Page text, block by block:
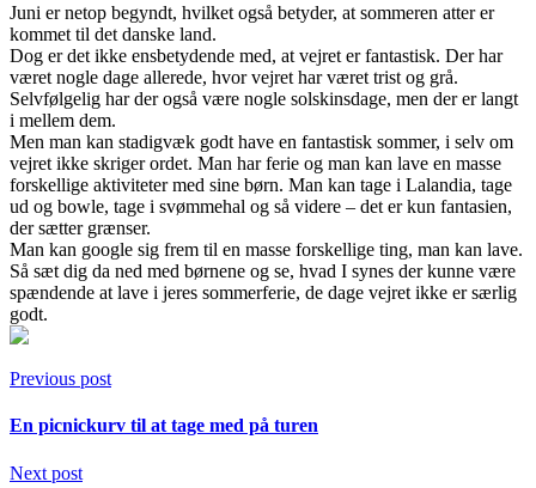
Juni er netop begyndt, hvilket også betyder, at sommeren atter er
kommet til det danske land.
Dog er det ikke ensbetydende med, at vejret er fantastisk. Der har
været nogle dage allerede, hvor vejret har været trist og grå.
Selvfølgelig har der også være nogle solskinsdage, men der er langt
i mellem dem.
Men man kan stadigvæk godt have en fantastisk sommer, i selv om
vejret ikke skriger ordet. Man har ferie og man kan lave en masse
forskellige aktiviteter med sine børn. Man kan tage i Lalandia, tage
ud og bowle, tage i svømmehal og så videre – det er kun fantasien,
der sætter grænser.
Man kan google sig frem til en masse forskellige ting, man kan lave.
Så sæt dig da ned med børnene og se, hvad I synes der kunne være
spændende at lave i jeres sommerferie, de dage vejret ikke er særlig
godt.
Previous post
En picnickurv til at tage med på turen
Next post